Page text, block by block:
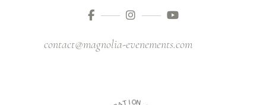
contact@magnolia-evenements.com
T I ON